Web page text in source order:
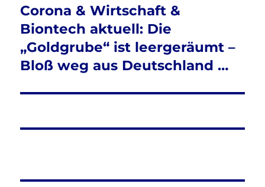
Nächster
Beitrag:
Corona & Wirtschaft &
Biontech aktuell: Die
„Goldgrube“ ist leergeräumt –
Bloß weg aus Deutschland …